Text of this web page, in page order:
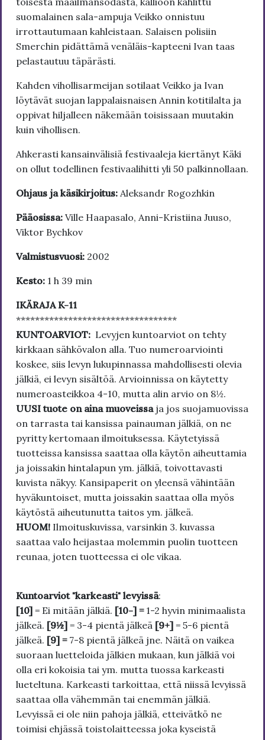
suomalainen sala-ampuja Veikko onnistuu
irrottautumaan kahleistaan. Salaisen polisiin
Smerchin pidättämä venäläis-kapteeni Ivan taas
pelastautuu täpärästi.
Kahden vihollisarmeijan sotilaat Veikko ja Ivan
löytävät suojan lappalaisnaisen Annin kotitilalta ja
oppivat hiljalleen näkemään toisissaan muutakin
kuin vihollisen.
Ahkerasti kansainvälisiä festivaaleja kiertänyt Käki
on ollut todellinen festivaalihitti yli 50 palkinnollaan.
Ohjaus ja käsikirjoitus: Aleksandr Rogozhkin
Pääosissa: Ville Haapasalo, Anni-Kristiina Juuso,
Viktor Bychkov
Valmistusvuosi: 2002
Kesto: 1 h 39 min
IKÄRAJA K-11
**********************************
KUNTOARVIOT: Levyjen kuntoarviot on tehty
kirkkaan sähkövalon alla. Tuo numeroarviointi
koskee, siis levyn lukupinnassa mahdollisesti olevia
jälkiä, ei levyn sisältöä. Arvioinnissa on käytetty
numeroasteikkoa 4-10, mutta alin arvio on 8½.
UUSI tuote on aina muoveissa ja jos suojamuovissa
on tarrasta tai kansissa painauman jälkiä, on ne
pyritty kertomaan ilmoituksessa. Käytetyissä
tuotteissa kansissa saattaa olla käytön aiheuttamia
ja joissakin hintalapun ym. jälkiä, toivottavasti
kuvista näkyy. Kansipaperit on yleensä vähintään
hyväkuntoiset, mutta joissakin saattaa olla myös
käytöstä aiheutunutta taitos ym. jälkeä.
HUOM! Ilmoituskuvissa, varsinkin 3. kuvassa
saattaa valo heijastaa molemmin puolin tuotteen
reunaa, joten tuotteessa ei ole vikaa.
Kuntoarviot "karkeasti" levyissä:
[10] = Ei mitään jälkiä. [10-] = 1-2 hyvin minimaalista
jälkeä. [9½] = 3-4 pientä jälkeä [9+] = 5-6 pientä
jälkeä. [9] = 7-8 pientä jälkeä jne. Näitä on vaikea
suoraan luetteloida jälkien mukaan, kun jälkiä voi
olla eri kokoisia tai ym. mutta tuossa karkeasti
lueteltuna. Karkeasti tarkoittaa, että niissä levyissä
saattaa olla vähemmän tai enemmän jälkiä.
Levyissä ei ole niin pahoja jälkiä, etteivätkö ne
toimisi ehjässä toistolaitteessa joka kyseistä